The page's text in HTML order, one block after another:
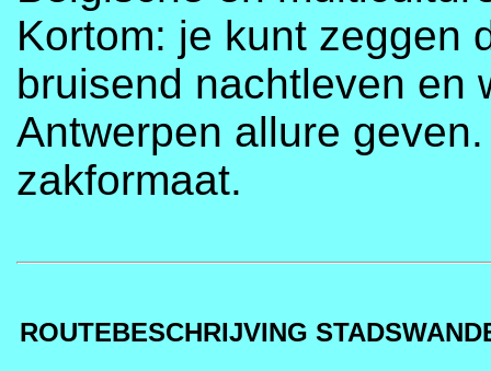
Kortom: je kunt zeggen
bruisend nachtleven en
Antwerpen allure
zakformaat.
ROUTEBESCHRIJVING